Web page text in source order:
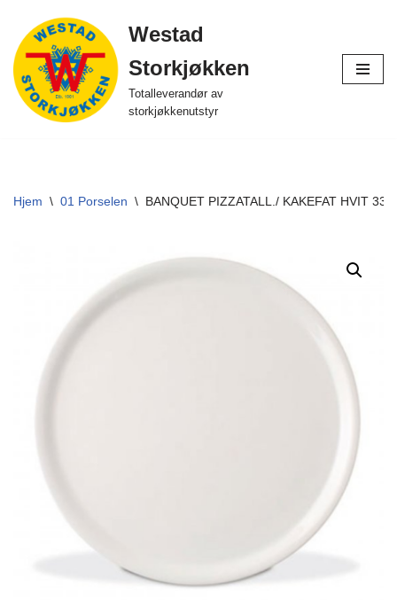
Hopp
til
innholdet
Westad
Storkjøkken
Totalleverandør av
storkjøkkenutstyr
Hjem \ 01 Porselen \ BANQUET PIZZATALL./ KAKEFAT HVIT 33